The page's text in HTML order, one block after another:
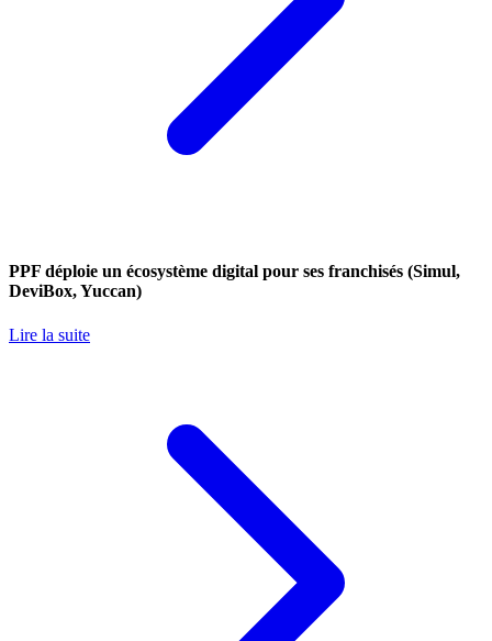
PPF déploie un écosystème digital pour ses franchisés (Simul,
DeviBox, Yuccan)
Lire la suite